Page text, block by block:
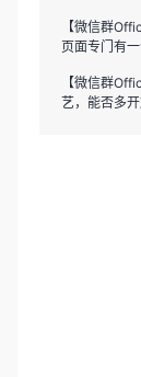
【微信群
页面专门有
【微信群
艺，能否多